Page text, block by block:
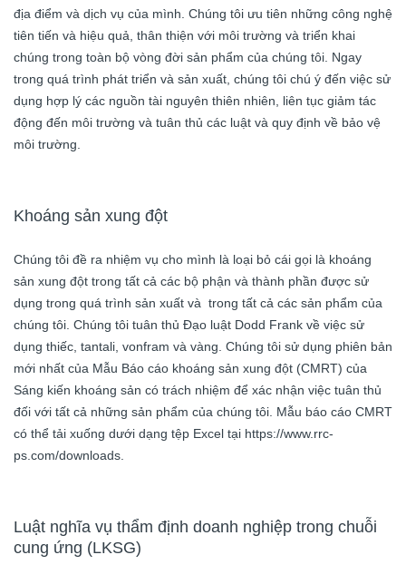
địa điểm và dịch vụ của mình. Chúng tôi ưu tiên những công nghệ
tiên tiến và hiệu quả, thân thiện với môi trường và triển khai
chúng trong toàn bộ vòng đời sản phẩm của chúng tôi. Ngay
trong quá trình phát triển và sản xuất, chúng tôi chú ý đến việc sử
dụng hợp lý các nguồn tài nguyên thiên nhiên, liên tục giảm tác
động đến môi trường và tuân thủ các luật và quy định về bảo vệ
môi trường.
Khoáng sản xung đột
Chúng tôi đề ra nhiệm vụ cho mình là loại bỏ cái gọi là khoáng
sản xung đột trong tất cả các bộ phận và thành phần được sử
dụng trong quá trình sản xuất và trong tất cả các sản phẩm của
chúng tôi. Chúng tôi tuân thủ Đạo luật Dodd Frank về việc sử
dụng thiếc, tantali, vonfram và vàng. Chúng tôi sử dụng phiên bản
mới nhất của Mẫu Báo cáo khoáng sản xung đột (CMRT) của
Sáng kiến khoáng sản có trách nhiệm để xác nhận việc tuân thủ
đối với tất cả những sản phẩm của chúng tôi. Mẫu báo cáo CMRT
có thể tải xuống dưới dạng tệp Excel tại https://www.rrc-
ps.com/downloads.
Luật nghĩa vụ thẩm định doanh nghiệp trong chuỗi
cung ứng (LKSG)